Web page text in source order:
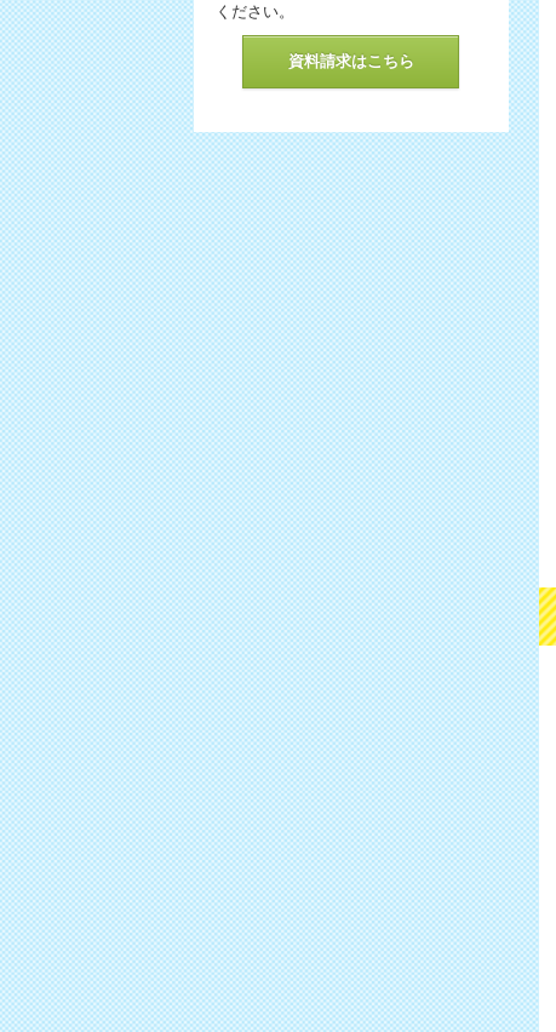
ください。
資料請求はこちら